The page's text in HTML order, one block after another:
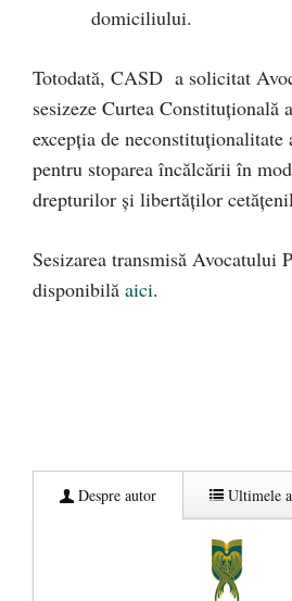
domiciliului.
Totodată, CASD a solicitat
sesizeze Curtea Constituțională
excepția de
pentru stoparea încălcării în
drepturilor și libertăților
Sesizarea transmisă Avocatului
disponibilă aici.
Despre autor Ultimele